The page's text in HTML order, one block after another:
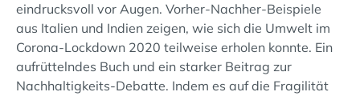
eindrucksvoll vor Augen. Vorher-Nachher-Beispiele
aus Italien und Indien zeigen, wie sich die Umwelt im
Corona-Lockdown 2020 teilweise erholen konnte. Ein
aufrüttelndes Buch und ein starker Beitrag zur
Nachhaltigkeits-Debatte. Indem es auf die Fragilität